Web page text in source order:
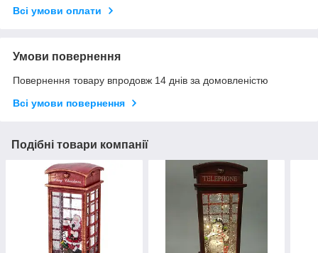
Всі умови оплати
Умови повернення
Повернення товару впродовж 14 днів за домовленістю
Всі умови повернення
Подібні товари компанії